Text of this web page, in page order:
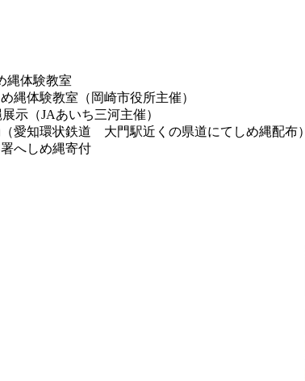
体験教室
体験教室（岡崎市役所主催）
（JAあいち三河主催）
愛知環状鉄道 大門駅近くの県道にてしめ縄配布）
へしめ縄寄付